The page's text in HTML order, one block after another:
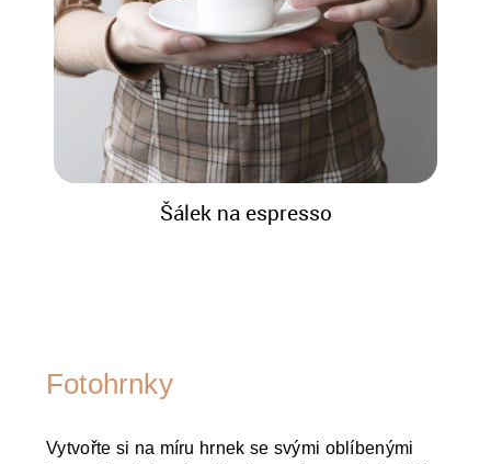
Šálek na espresso
Fotohrnky
Vytvořte si na míru hrnek se svými oblíbenými